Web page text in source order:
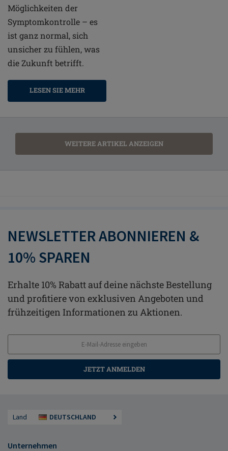
Möglichkeiten der
Symptomkontrolle – es
ist ganz normal, sich
unsicher zu fühlen, was
die Zukunft betrifft.
LESEN SIE MEHR
WEITERE ARTIKEL ANZEIGEN
NEWSLETTER ABONNIEREN &
10% SPAREN
Erhalte 10% Rabatt auf deine nächste Bestellung
und profitiere von exklusiven Angeboten und
frühzeitigen Informationen zu Aktionen.
JETZT ANMELDEN
Land DEUTSCHLAND
Unternehmen